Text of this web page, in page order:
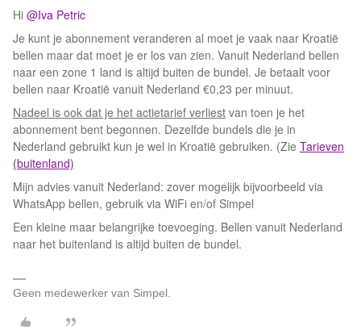
Hi @Iva Petric
Je kunt je abonnement veranderen al moet je vaak naar Kroatië
bellen maar dat moet je er los van zien. Vanuit Nederland bellen
naar een zone 1 land is altijd buiten de bundel. Je betaalt voor
bellen naar Kroatië vanuit Nederland €0,23 per minuut.
Nadeel is ook dat je het actietarief verliest van toen je het
abonnement bent begonnen. Dezelfde bundels die je in
Nederland gebruikt kun je wel in Kroatië gebruiken. (Zie Tarieven
(buitenland)
Mijn advies vanuit Nederland: zover mogelijk bijvoorbeeld via
WhatsApp bellen, gebruik via WiFi en/of Simpel
Een kleine maar belangrijke toevoeging. Bellen vanuit Nederland
naar het buitenland is altijd buiten de bundel.
Geen medewerker van Simpel.